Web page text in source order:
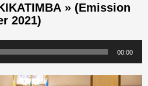
» (Emission
2021)
00:00